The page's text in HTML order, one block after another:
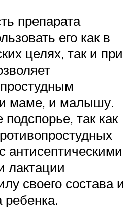
препарата
его как в
целях, так и при
маме, и малышу.
так как
антисептическими
лактации
своего состава и
ребенка.